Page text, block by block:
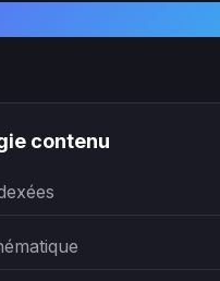
contenu